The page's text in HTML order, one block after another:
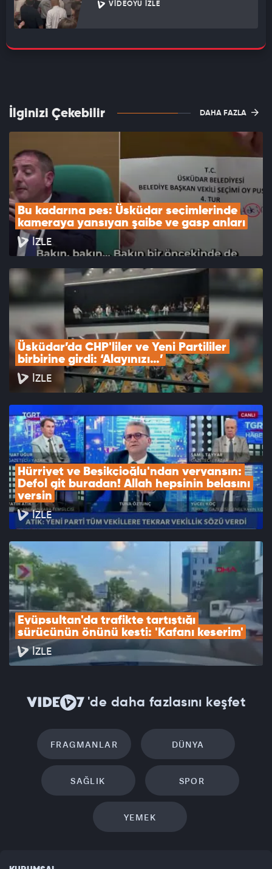
VIDEOYU İZLE
İlginizi Çekebilir DAHA FAZLA
Bu kadarına pes: Üsküdar seçimlerinde
kameraya yansıyan şaibe ve gasp anları
İZLE
Üsküdar’da CHP'liler ve Yeni Partililer
birbirine girdi: ‘Alayınızı…’
İZLE
Hürriyet ve Beşikçioğlu'ndan veryansın:
Defol git buradan! Allah hepsinin belasını
versin
İZLE
Eyüpsultan'da trafikte tartıştığı
sürücünün önünü kesti: 'Kafanı keserim'
İZLE
'de daha fazlasını keşfet
FRAGMANLAR DÜNYA
SAĞLIK SPOR
YEMEK